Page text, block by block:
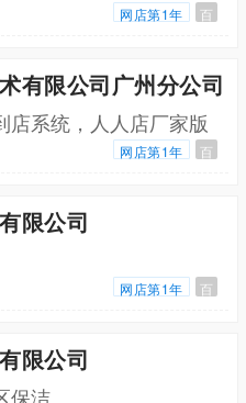
网店第1年 百
有限公司广州分公司
店系统，人人店厂家版
网店第1年 百
限公司
网店第1年 百
限公司
保洁